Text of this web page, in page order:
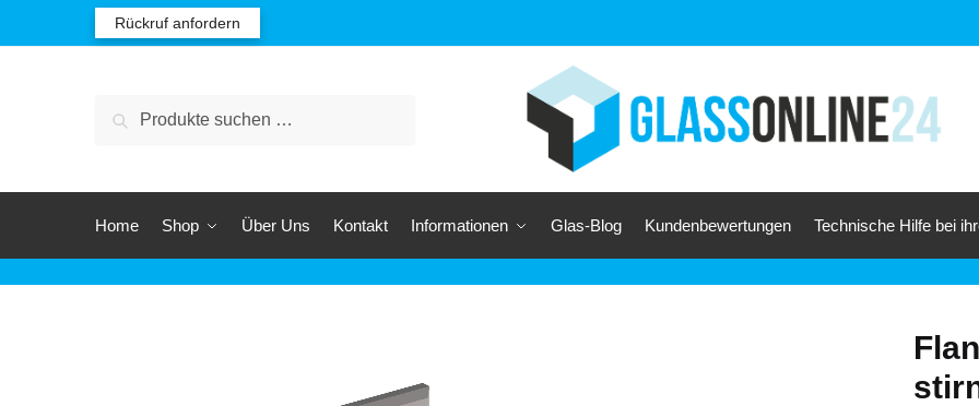
Rückruf anfordern
Suchen
Home Shop Über Uns Kontakt Informationen Glas-Blog Kundenbewertungen Technische Hilfe bei